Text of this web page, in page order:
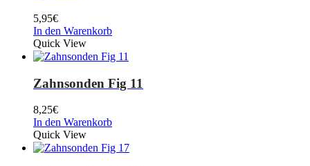
5,95€
In den Warenkorb
Quick View
Zahnsonden Fig 11
8,25€
In den Warenkorb
Quick View